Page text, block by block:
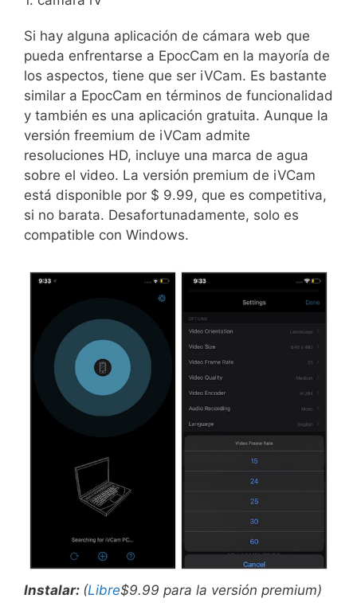
Si hay alguna aplicación de cámara web que
pueda enfrentarse a EpocCam en la mayoría de
los aspectos, tiene que ser iVCam. Es bastante
similar a EpocCam en términos de funcionalidad
y también es una aplicación gratuita. Aunque la
versión freemium de iVCam admite
resoluciones HD, incluye una marca de agua
sobre el video. La versión premium de iVCam
está disponible por $ 9.99, que es competitiva,
si no barata. Desafortunadamente, solo es
compatible con Windows.
Instalar: (Libre$9.99 para la versión premium)